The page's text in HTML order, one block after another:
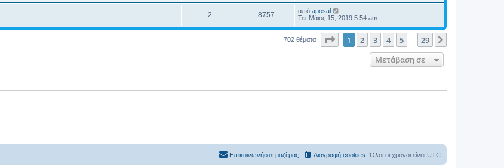
2 8757 από aposal
Τετ Μάιος 15, 2019 5:54 am
702 θέματα Σελίδα1 από 29
1 2 3 4 5 … 29
Μετάβαση σε
Όλοι οι χρόνοι είναι UTC
Διαγραφή cookies
Επικοινωνήστε μαζί μας